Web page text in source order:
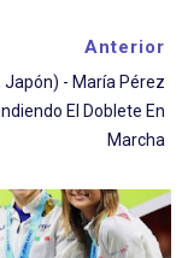
Anterior
Japón) - María Pérez
El Doblete En
Marcha